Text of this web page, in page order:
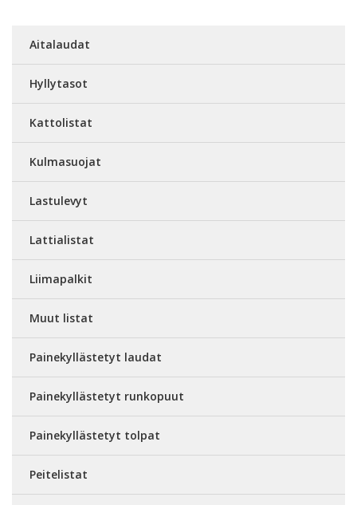
Aitalaudat
Hyllytasot
Kattolistat
Kulmasuojat
Lastulevyt
Lattialistat
Liimapalkit
Muut listat
Painekyllästetyt laudat
Painekyllästetyt runkopuut
Painekyllästetyt tolpat
Peitelistat